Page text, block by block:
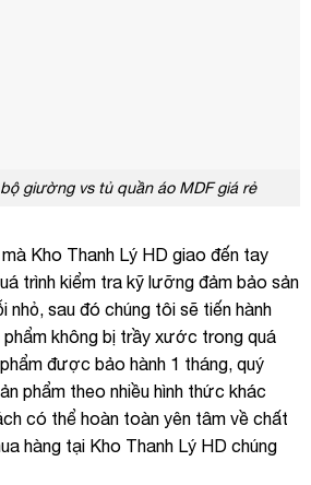
giường vs tủ quần áo MDF giá rẻ
Kho Thanh Lý HD giao đến tay
trình kiểm tra kỹ lưỡng đảm bảo sản
nhỏ, sau đó chúng tôi sẽ tiến hành
phẩm không bị trầy xước trong quá
được bảo hành 1 tháng, quý
phẩm theo nhiều hình thức khác
có thể hoàn toàn yên tâm về chất
hàng tại Kho Thanh Lý HD chúng